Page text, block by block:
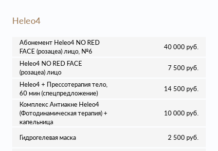
Heleo4
Абонемент Heleo4 NO RED
FACE (розацеа) лицо, №6
40 000 руб.
Heleo4 NO RED FACE
(розацеа) лицо
7 500 руб.
Heleo4 + Прессотерапия тело,
60 мин (спецпредложение)
14 500 руб.
Комплекс Антиакне Heleo4
(Фотодинамическая терапия) +
капельница
10 000 руб.
Гидрогелевая маска 2 500 руб.